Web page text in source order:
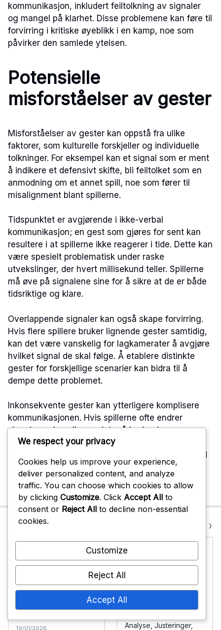
kommunikasjon, inkludert feiltolkning av signaler
og mangel på klarhet. Disse problemene kan føre til
forvirring i kritiske øyeblikk i en kamp, noe som
påvirker den samlede ytelsen.
Potensielle
misforståelser av gester
Misforståelser av gester kan oppstå fra ulike
faktorer, som kulturelle forskjeller og individuelle
tolkninger. For eksempel kan et signal som er ment
å indikere et defensivt skifte, bli feiltolket som en
anmodning om et annet spill, noe som fører til
misalignment blant spillerne.
Tidspunktet er avgjørende i ikke-verbal
kommunikasjon; en gest som gjøres for sent kan
resultere i at spillerne ikke reagerer i tide. Dette kan
være spesielt problematisk under raske
utvekslinger, der hvert millisekund teller. Spillerne
må øve på signalene sine for å sikre at de er både
tidsriktige og klare.
Overlappende signaler kan også skape forvirring.
Hvis flere spillere bruker lignende gester samtidig,
kan det være vanskelig for lagkamerater å avgjøre
hvilket signal de skal følge. Å etablere distinkte
gester for forskjellige scenarier kan bidra til å
dempe dette problemet.
Inkonsekvente gester kan ytterligere komplisere
kommunikasjonen. Hvis spillerne ofte endrer
signalene sine eller unnlater å bruke dem
konsekvent, kan det føre til en sammenbrudd i
gester og øve på dem regelmessig for å forbedre
klarheten og effektiviteten.
Previous Post
Strategier, formasjoner,
19/01/2026
Post-Play
Kommunikasjon i
Analyse, Justeringer,
We respect your privacy
Cookies help us improve your experience,
deliver personalized content, and analyze
traffic. You can choose which cookies to allow
by clicking Customize. Click Accept All to
consent or Reject All to decline non-essential
cookies.
Customize
Reject All
Accept All